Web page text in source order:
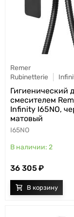
Remer
Rubinetterie
Гигиенический
смесителем
Infinity I65NO,
матовый
I65NO
2
36 305